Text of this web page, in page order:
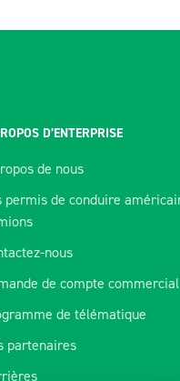
D’ENTERPRISE
de nous
permis de conduire
nous
de compte commercial
de télématique
partenaires